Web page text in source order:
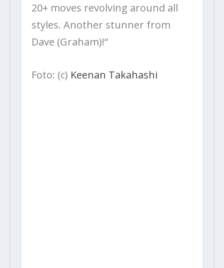
20+ moves revolving around all
styles. Another stunner from
Dave (Graham)!“
Foto: (c) Keenan Takahashi